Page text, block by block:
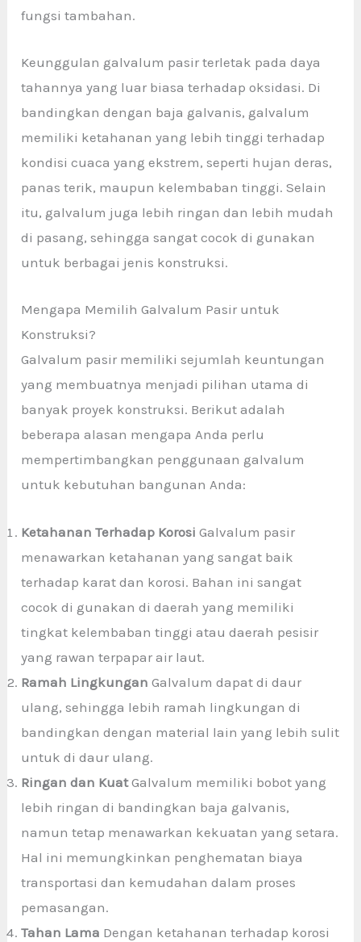
fungsi tambahan.
Keunggulan galvalum pasir terletak pada daya
tahannya yang luar biasa terhadap oksidasi. Di
bandingkan dengan baja galvanis, galvalum
memiliki ketahanan yang lebih tinggi terhadap
kondisi cuaca yang ekstrem, seperti hujan deras,
panas terik, maupun kelembaban tinggi. Selain
itu, galvalum juga lebih ringan dan lebih mudah
di pasang, sehingga sangat cocok di gunakan
untuk berbagai jenis konstruksi.
Mengapa Memilih Galvalum Pasir untuk
Konstruksi?
Galvalum pasir memiliki sejumlah keuntungan
yang membuatnya menjadi pilihan utama di
banyak proyek konstruksi. Berikut adalah
beberapa alasan mengapa Anda perlu
mempertimbangkan penggunaan galvalum
untuk kebutuhan bangunan Anda:
Ketahanan Terhadap Korosi Galvalum pasir
menawarkan ketahanan yang sangat baik
terhadap karat dan korosi. Bahan ini sangat
cocok di gunakan di daerah yang memiliki
tingkat kelembaban tinggi atau daerah pesisir
yang rawan terpapar air laut.
Ramah Lingkungan Galvalum dapat di daur
ulang, sehingga lebih ramah lingkungan di
bandingkan dengan material lain yang lebih sulit
untuk di daur ulang.
Ringan dan KuatGalvalum memiliki bobot yang
lebih ringan di bandingkan baja galvanis,
namun tetap menawarkan kekuatan yang setara.
Hal ini memungkinkan penghematan biaya
transportasi dan kemudahan dalam proses
pemasangan.
Tahan Lama Dengan ketahanan terhadap korosi